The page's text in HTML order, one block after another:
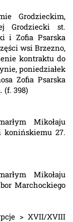
Grodzieckim,
Grodziecki st.
i Zofia Psarska
wsi Brzezno,
kontraktu do
poniedziałek
Zofia Psarska
(f. 398)
Mikołaju
27.
Mikołaju
Marchockiego
> XVII/XVIII